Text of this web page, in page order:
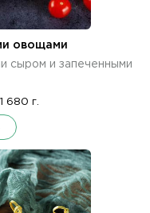
овощами
сыром и запеченными
1 680 г.